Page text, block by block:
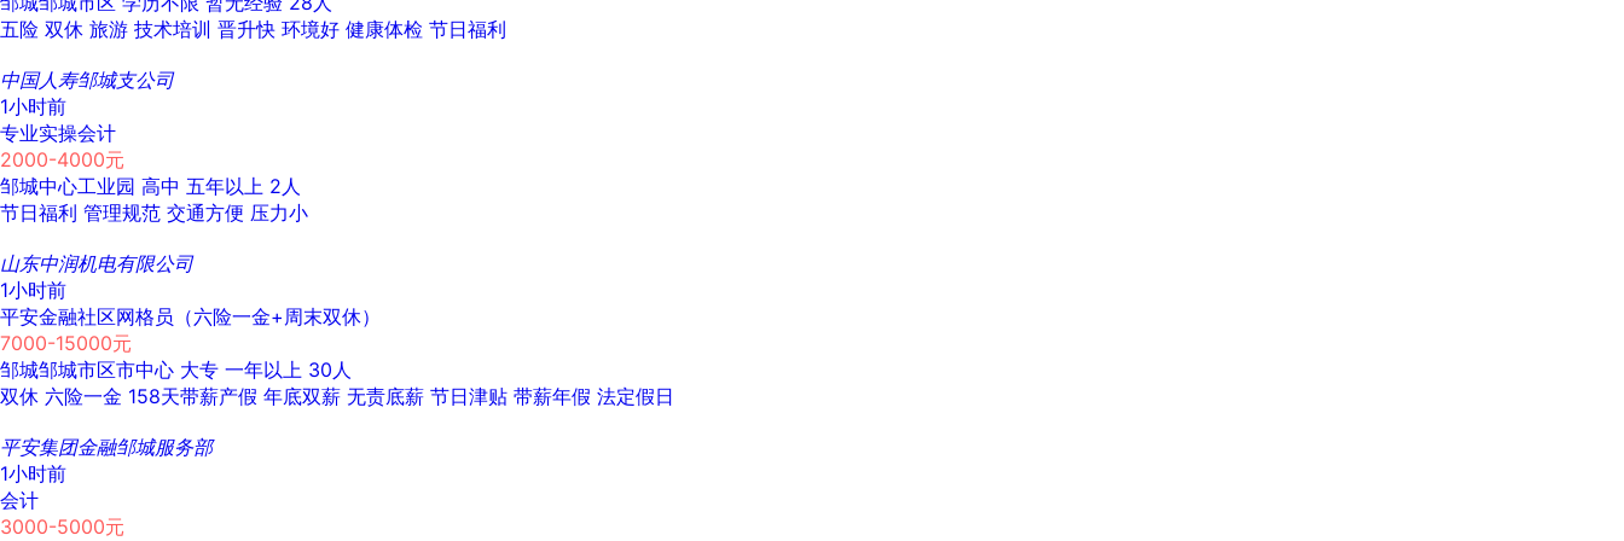
五险 双休 旅游 技术培训 晋升快 环境好 健康体检 节日福利
中国人寿邹城支公司
1小时前
专业实操会计
2000-4000元
邹城中心工业园 高中 五年以上 2人
节日福利 管理规范 交通方便 压力小
山东中润机电有限公司
1小时前
平安金融社区网格员（六险一金+周末双休）
7000-15000元
邹城邹城市区市中心 大专 一年以上 30人
双休 六险一金 158天带薪产假 年底双薪 无责底薪 节日津贴 带薪年假 法定假日
平安集团金融邹城服务部
1小时前
会计
3000-5000元